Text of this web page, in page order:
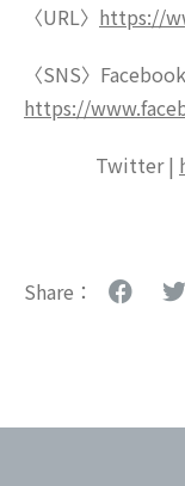
〈URL〉 https://
〈SNS〉Facebook
https://
Twitter |
Share：